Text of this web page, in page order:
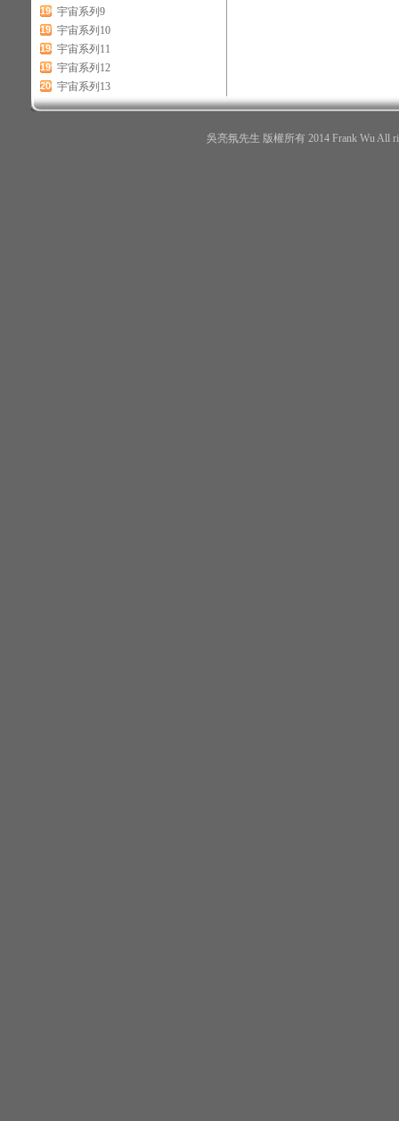
196 宇宙系列9
197 宇宙系列10
198 宇宙系列11
199 宇宙系列12
200 宇宙系列13
吳亮氛先生 版權所有 2014 Frank Wu All